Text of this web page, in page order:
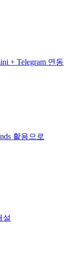
+ Telegram 연동
활용으로
설